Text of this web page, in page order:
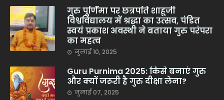
गुरु पूर्णिमा पर छत्रपति शाहूजी
विश्वविद्यालय में श्रद्धा का उत्सव, पंडित
स्वयं प्रकाश अवस्थी ने बताया गुरु परंपरा
का महत्व
जुलाई 10, 2025
Guru Purnima 2025: किसे बनाएं गुरु
और क्यों जरूरी है गुरु दीक्षा लेना?
जुलाई 07, 2025